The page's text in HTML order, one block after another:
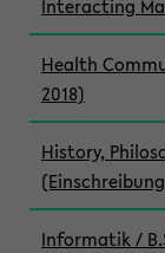
Interacting
Health
2018)
History,
Informatik /